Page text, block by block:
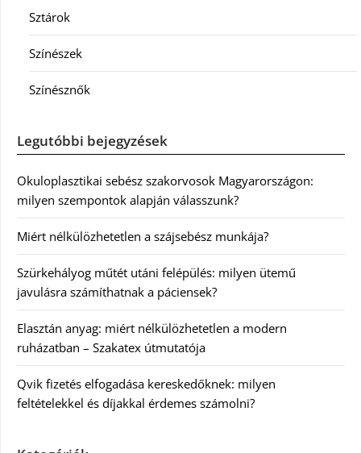
Sztárok
Színészek
Színésznők
Legutóbbi bejegyzések
Okuloplasztikai sebész szakorvosok Magyarországon:
milyen szempontok alapján válasszunk?
Miért nélkülözhetetlen a szájsebész munkája?
Szürkehályog műtét utáni felépülés: milyen ütemű
javulásra számíthatnak a páciensek?
Elasztán anyag: miért nélkülözhetetlen a modern
ruházatban – Szakatex útmutatója
Qvik fizetés elfogadása kereskedőknek: milyen
feltételekkel és díjakkal érdemes számolni?